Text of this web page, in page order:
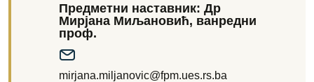
Предметни наставник: Др
Мирјана Миљановић, ванредни
проф.
mirjana.miljanovic@fpm.ues.rs.ba